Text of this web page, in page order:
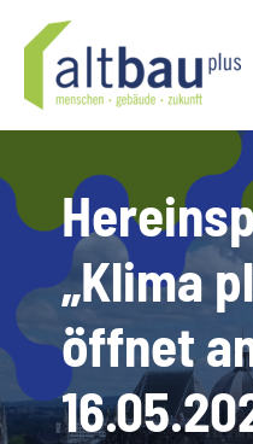
Inhalt
springen
„Klima
öffnet